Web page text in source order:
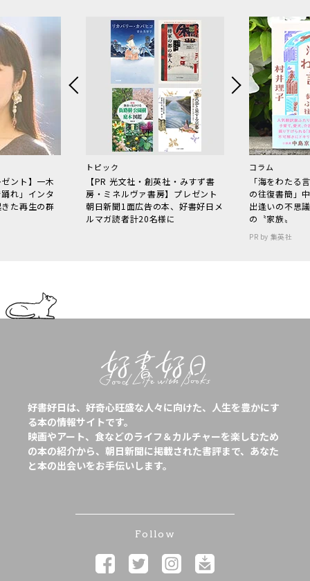
ント】一木
れ」インタ
た再生の群
トピック
【PR 光文社・創英社・みすず書
房・ミネルヴァ書房】プレゼント
朝日新聞1面広告の本、好書好日メ
ルマガ読者計20名様に
コラム
「海をわた
の往復書簡」
出逢いの不思
の〝家族〟
PR by 集英社
好書好日は、好奇心旺盛な人々に向けた、人生を豊かにす
る本の情報サイトです。
映画やアート、食などのライフ＆カルチャーを楽しむため
の本の紹介から、朝日新聞に掲載された書評まで、あなた
と本の出会いをお手伝いします。
Follow